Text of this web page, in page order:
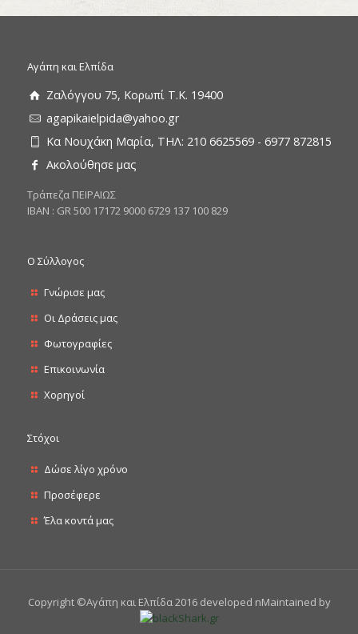
Αγάπη και Ελπίδα
Ζαλόγγου 75, Κορωπί Τ.Κ. 19400
agapikaielpida@yahoo.gr
Κα Νουχάκη Μαρία, ΤΗΛ: 210 6625569 - 6977 872815
Ακολούθησε μας
Tράπεζα ΠΕΙΡΑΙΩΣ
ΙΒΑΝ : GR 500 17172 9000 6729 137 100 829
Ο Σύλλογος
Γνώρισε μας
Οι Δράσεις μας
Φωτογραφίες
Επικοινωνία
Χορηγοί
Στόχοι
Δώσε λίγο χρόνο
Προσέφερε
Έλα κοντά μας
Copyright ©Αγάπη και Ελπίδα 2016 developed nMaintained by